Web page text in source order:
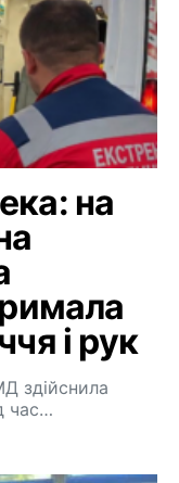
на
і рук
здійснила
час…